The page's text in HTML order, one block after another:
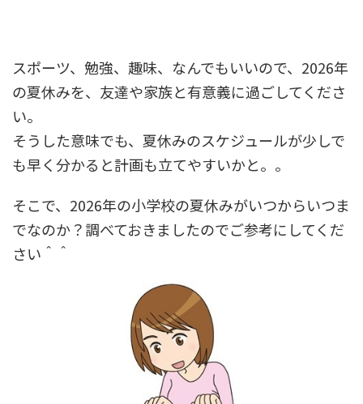
スポーツ、勉強、趣味、なんでもいいので、2026年
の夏休みを、友達や家族と有意義に過ごしてくださ
い。
そうした意味でも、夏休みのスケジュールが少しで
も早く分かると計画も立てやすいかと。。
そこで、2026年の小学校の夏休みがいつからいつま
でなのか？調べておきましたのでご参考にしてくだ
さい＾＾